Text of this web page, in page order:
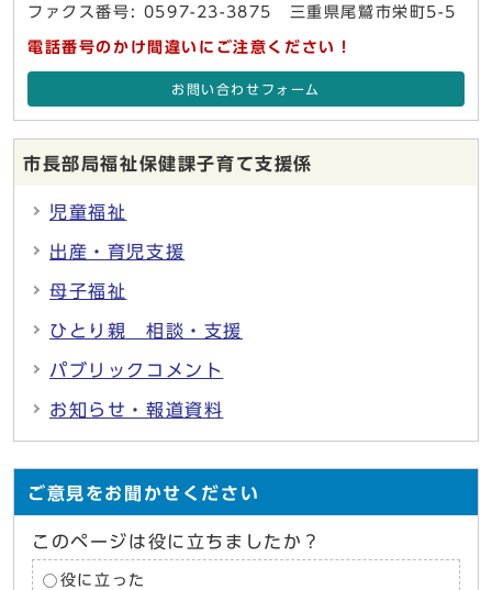
ファクス番号: 0597-23-3875 三重県尾鷲市栄町5-5
電話番号のかけ間違いにご注意ください！
お問い合わせフォーム
市長部局福祉保健課子育て支援係
児童福祉
出産・育児支援
母子福祉
ひとり親 相談・支援
パブリックコメント
お知らせ・報道資料
ご意見をお聞かせください
このページは役に立ちましたか？
役に立った